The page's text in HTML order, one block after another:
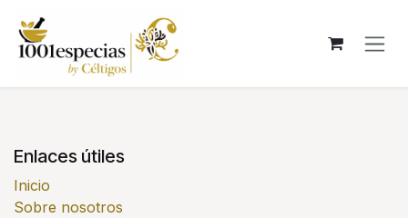
Enlaces útiles
Inicio
Sobre nosotros